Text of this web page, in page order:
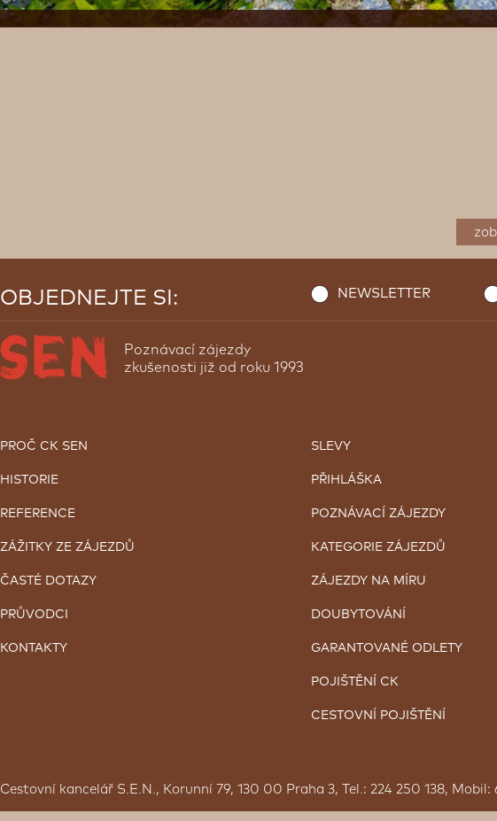
OBJEDNEJTE SI: NEWSLETTER
Poznávací zájezdy
zkušenosti již od roku 1993
PROČ CK SEN
HISTORIE
REFERENCE
ZÁŽITKY ZE ZÁJEZDŮ
ČASTÉ DOTAZY
PRŮVODCI
KONTAKTY
SLEVY
PŘIHLÁŠKA
POZNÁVACÍ ZÁJEZDY
KATEGORIE ZÁJEZDŮ
ZÁJEZDY NA MÍRU
DOUBYTOVÁNÍ
GARANTOVANÉ ODLETY
POJIŠTĚNÍ CK
CESTOVNÍ POJIŠTĚNÍ
Cestovní kancelář S.E.N., Korunní 79, 130 00 Praha 3, Tel.: 224 250 138, Mobil: